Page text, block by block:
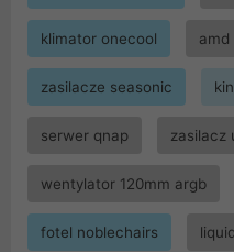
klimator onecool amd
zasilacze seasonic
serwer qnap zasilacz
wentylator 120mm argb
fotel noblechairs